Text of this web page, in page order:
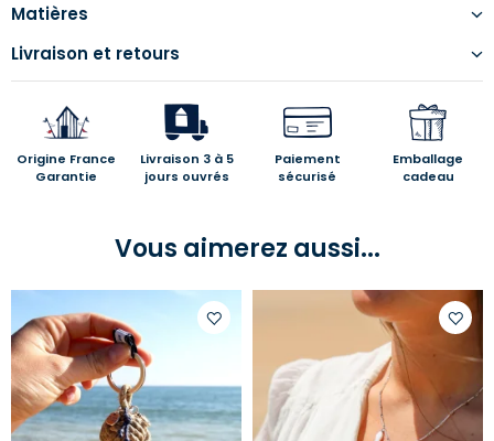
Matières
Livraison et retours
Origine France
Garantie
Livraison 3 à 5
jours ouvrés
Paiement
sécurisé
Emballage
cadeau
Vous aimerez aussi...
votre
liste
votre
liste